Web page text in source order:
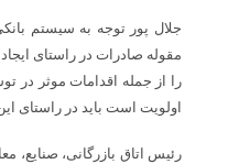
جلال پور توجه به سیستم
مقوله صادرات در راستای
را از جمله اقدامات موثر در
اولویت است باید در راستای
رئیس اتاق بازرگانی، صنایع،